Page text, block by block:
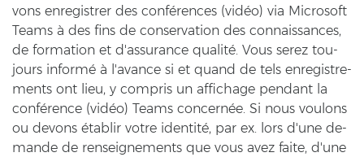
vons en­re­gis­trer des conférences (vidéo) via Mi­cro­soft
Teams à des fins de con­ser­va­ti­on des con­nais­sances,
de for­ma­ti­on et d'as­su­rance qualité. Vous serez tou­
jours informé à l'avan­ce si et quand de tels en­re­gis­tre­
ments ont lieu, y com­pris un af­ficha­ge pen­dant la
conférence (vidéo) Teams concernée. Si nous vou­lons
ou de­vons établir votre identité, par ex. lors d'une de­
man­de de rens­eig­ne­ments que vous avez faite, d'une